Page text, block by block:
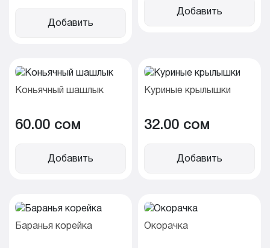
Добавить
Добавить
Коньячный шашлык
60.00 cом
Добавить
Куриные крылышки
32.00 cом
Добавить
Баранья корейка Окорачка